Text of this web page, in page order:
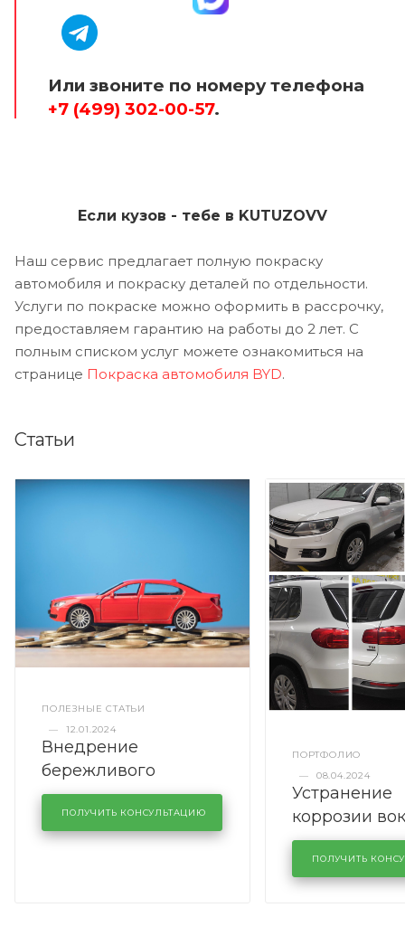
Или звоните по номеру телефона
+7 (499) 302-00-57.
Если кузов - тебе в KUTUZOVV
Наш сервис предлагает полную покраску
автомобиля и покраску деталей по отдельности.
Услуги по покраске можно оформить в рассрочку,
предоставляем гарантию на работы до 2 лет. С
полным списком услуг можете ознакомиться на
странице Покраска автомобиля BYD.
Статьи
ПОЛЕЗНЫЕ СТАТЬИ
—
12.01.2024
Внедрение
бережливого
производства в
кузовном сервисе
KUTUZOVV
ПОЛУЧИТЬ КОНСУЛЬТАЦИЮ
ПОРТФОЛИО
—
08.04.2024
Устранение
коррозии
лобового
районе
Volkswagen
ПОЛУЧИТЬ